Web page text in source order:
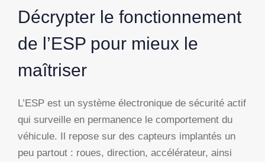
Décrypter le fonctionnement
de l’ESP pour mieux le
maîtriser
L’ESP est un système électronique de sécurité actif
qui surveille en permanence le comportement du
véhicule. Il repose sur des capteurs implantés un
peu partout : roues, direction, accélérateur, ainsi